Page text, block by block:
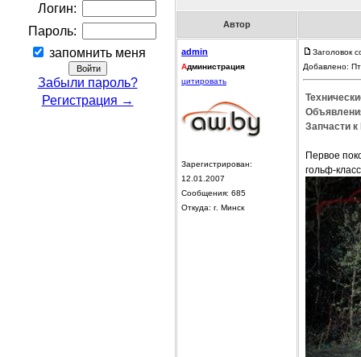
Логин:
Пароль:
запомнить меня
Забыли пароль?
Регистрация →
Автор
admin
Администрация
цитировать
Зарегистрирован:
12.01.2007
Сообщения: 685
Откуда: г. Минск
Заголовок
Добавлено:
Запчасти к
Первое
гольф-